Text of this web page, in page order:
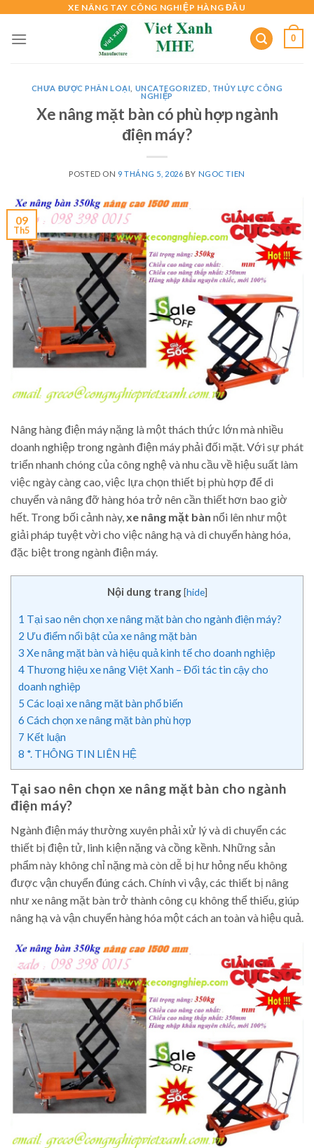
content
XE NÂNG TAY CÔNG NGHIỆP HÀNG ĐẦU
0
CHƯA ĐƯỢC PHÂN LOẠI UNCATEGORIZED
THỦY LỰC CÔNG
NGHIỆP
Xe nâng mặt bàn có phù hợp ngành
điện máy?
POSTED ON 9 THÁNG 5, 2026 BY NGOC TIEN
09
Th5
Nâng hàng điện máy nặng là một thách thức lớn mà nhiều
doanh nghiệp trong ngành điện máy phải đối mặt. Với sự phát
triển nhanh chóng của công nghệ và nhu cầu về hiệu suất làm
việc ngày càng cao, việc lựa chọn thiết bị phù hợp để di
chuyển và nâng đỡ hàng hóa trở nên cần thiết hơn bao giờ
hết. Trong bối cảnh này,xe nâng mặt bàn nổi lên như một
giải pháp tuyệt vời cho việc nâng hạ và di chuyển hàng hóa,
đặc biệt trong ngành điện máy.
Nội dung trang [hide]
1 Tại sao nên chọn xe nâng mặt bàn cho ngành điện máy?
2 Ưu điểm nổi bật của xe nâng mặt bàn
3 Xe nâng mặt bàn và hiệu quả kinh tế cho doanh nghiệp
4 Thương hiệu xe nâng Việt Xanh – Đối tác tin cậy cho
doanh nghiệp
5 Các loại xe nâng mặt bàn phổ biến
6 Cách chọn xe nâng mặt bàn phù hợp
7 Kết luận
8 *. THÔNG TIN LIÊN HỆ
Tại sao nên chọn xe nâng mặt bàn cho ngành
điện máy?
Ngành điện máy thường xuyên phải xử lý và di chuyển các
thiết bị điện tử, linh kiện nặng và cồng kềnh. Những sản
phẩm này không chỉ nặng mà còn dễ bị hư hỏng nếu không
được vận chuyển đúng cách. Chính vì vậy, các thiết bị nâng
như xe nâng mặt bàn trở thành công cụ không thể thiếu, giúp
nâng hạ và vận chuyển hàng hóa một cách an toàn và hiệu quả.